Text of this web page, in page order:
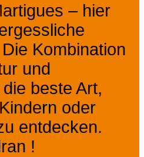
– hier
Kombination
und
beste Art,
oder
entdecken.
!